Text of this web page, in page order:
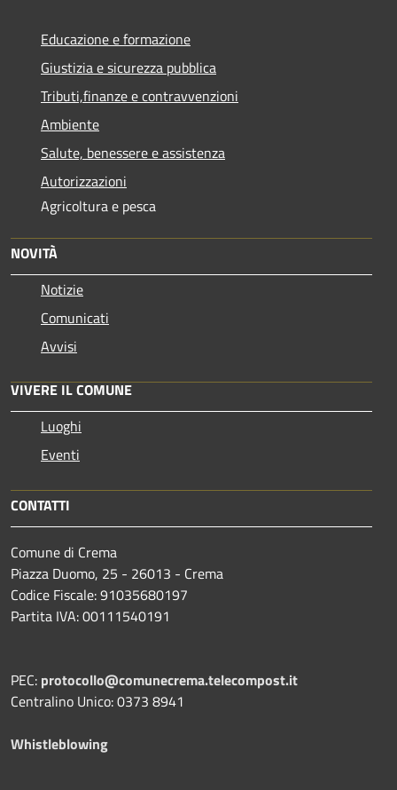
Educazione e formazione
Giustizia e sicurezza pubblica
Tributi,finanze e contravvenzioni
Ambiente
Salute, benessere e assistenza
Autorizzazioni
Agricoltura e pesca
NOVITÀ
Notizie
Comunicati
Avvisi
VIVERE IL COMUNE
Luoghi
Eventi
CONTATTI
Comune di Crema
Piazza Duomo, 25 - 26013 - Crema
Codice Fiscale: 91035680197
Partita IVA: 00111540191
PEC: protocollo@comunecrema.telecompost.it
Centralino Unico: 0373 8941
Whistleblowing